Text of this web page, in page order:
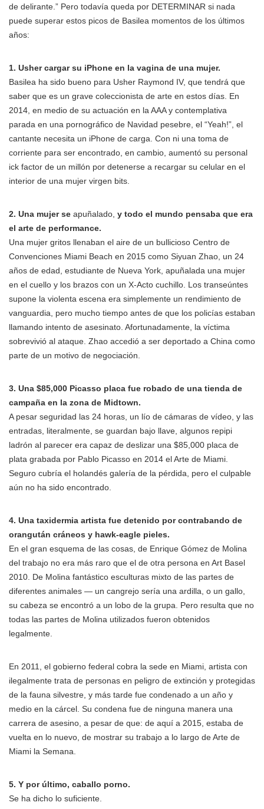
de delirante.” Pero todavía queda por DETERMINAR si nada
puede superar estos picos de Basilea momentos de los últimos
años:
1. Usher cargar su iPhone en la vagina de una mujer.
Basilea ha sido bueno para Usher Raymond IV, que tendrá que
saber que es un grave coleccionista de arte en estos días. En
2014, en medio de su actuación en la AAA y contemplativa
parada en una pornográfico de Navidad pesebre, el “Yeah!”, el
cantante necesita un iPhone de carga. Con ni una toma de
corriente para ser encontrado, en cambio, aumentó su personal
ick factor de un millón por detenerse a recargar su celular en el
interior de una mujer virgen bits.
2. Una mujer se apuñalado, y todo el mundo pensaba que era
el arte de performance.
Una mujer gritos llenaban el aire de un bullicioso Centro de
Convenciones Miami Beach en 2015 como Siyuan Zhao, un 24
años de edad, estudiante de Nueva York, apuñalada una mujer
en el cuello y los brazos con un X-Acto cuchillo. Los transeúntes
supone la violenta escena era simplemente un rendimiento de
vanguardia, pero mucho tiempo antes de que los policías estaban
llamando intento de asesinato. Afortunadamente, la víctima
sobrevivió al ataque. Zhao accedió a ser deportado a China como
parte de un motivo de negociación.
3. Una $85,000 Picasso placa fue robado de una tienda de
campaña en la zona de Midtown.
A pesar seguridad las 24 horas, un lío de cámaras de vídeo, y las
entradas, literalmente, se guardan bajo llave, algunos repipi
ladrón al parecer era capaz de deslizar una $85,000 placa de
plata grabada por Pablo Picasso en 2014 el Arte de Miami.
Seguro cubría el holandés galería de la pérdida, pero el culpable
aún no ha sido encontrado.
4. Una taxidermia artista fue detenido por contrabando de
orangután cráneos y hawk-eagle pieles.
En el gran esquema de las cosas, de Enrique Gómez de Molina
del trabajo no era más raro que el de otra persona en Art Basel
2010. De Molina fantástico esculturas mixto de las partes de
diferentes animales — un cangrejo sería una ardilla, o un gallo,
su cabeza se encontró a un lobo de la grupa. Pero resulta que no
todas las partes de Molina utilizados fueron obtenidos
legalmente.
En 2011, el gobierno federal cobra la sede en Miami, artista con
ilegalmente trata de personas en peligro de extinción y protegidas
de la fauna silvestre, y más tarde fue condenado a un año y
medio en la cárcel. Su condena fue de ninguna manera una
carrera de asesino, a pesar de que: de aquí a 2015, estaba de
vuelta en lo nuevo, de mostrar su trabajo a lo largo de Arte de
Miami la Semana.
5. Y por último, caballo porno.
Se ha dicho lo suficiente.